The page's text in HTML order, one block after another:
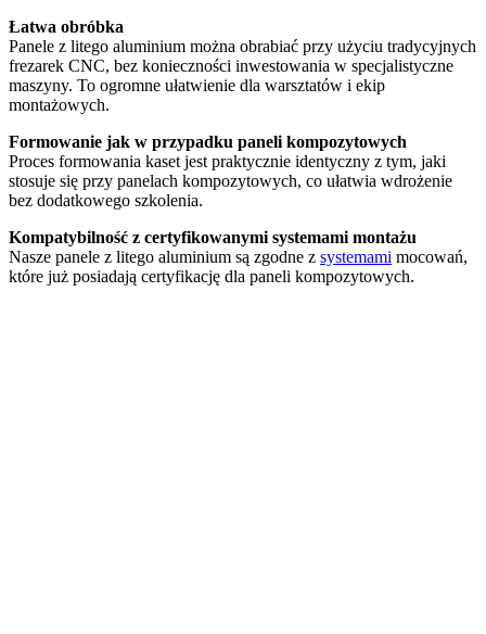
Łatwa obróbka
Panele z litego aluminium można obrabiać przy użyciu tradycyjnych
frezarek CNC, bez konieczności inwestowania w specjalistyczne
maszyny. To ogromne ułatwienie dla warsztatów i ekip
montażowych.
Formowanie jak w przypadku paneli kompozytowych
Proces formowania kaset jest praktycznie identyczny z tym, jaki
stosuje się przy panelach kompozytowych, co ułatwia wdrożenie
bez dodatkowego szkolenia.
Kompatybilność z certyfikowanymi systemami montażu
Nasze panele z litego aluminium są zgodne z systemami mocowań,
które już posiadają certyfikację dla paneli kompozytowych.